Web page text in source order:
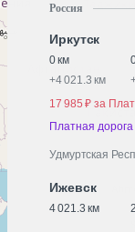
Россия
Иркутск
0 км
+4 021.3 км
17 985 ₽ за
Платная дорога
Удмуртская
Ижевск
4 021.3 км